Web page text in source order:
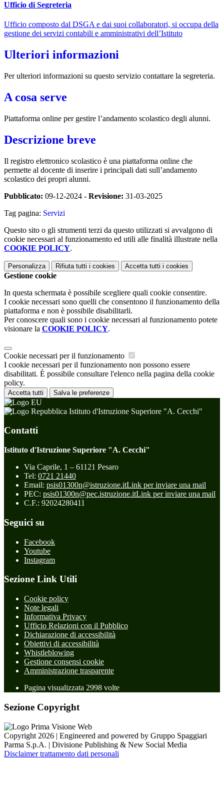
Ufficio di Segreteria
Ufficio composto dal DSGA e dai suoi collaboratori, si occupa della
gestione dei servizi contabili e amministrativi dell’Istituto
Ulteriori informazioni
Per ulteriori informazioni su questo servizio contattare la segreteria.
A cosa serve
Piattaforma online per gestire l’andamento scolastico degli alunni.
Descrizione breve
Il registro elettronico scolastico è una piattaforma online che
permette al docente di inserire i principali dati sull’andamento
scolastico dei propri alunni.
Pubblicato: 09-12-2024 - Revisione: 31-03-2025
Tag pagina: Servizi
Questo sito o gli strumenti terzi da questo utilizzati si avvalgono di
cookie necessari al funzionamento ed utili alle finalità illustrate nella
COOKIE POLICY.
Personalizza Rifiuta tutti i cookies Accetta tutti i cookies
Gestione cookie
In questa schermata è possibile scegliere quali cookie consentire.
I cookie necessari sono quelli che consentono il funzionamento della
piattaforma e non è possibile disabilitarli.
Per conoscere quali sono i cookie necessari al funzionamento potete
visionare la COOKIE POLICY.
Cookie necessari per il funzionamento
I cookie necessari per il funzionamento non possono essere
disabilitati. È possibile consultare l'elenco nella pagina della cookie
policy.
Accetta tutti Salva le preferenze
Istituto d'Istruzione Superiore "A. Cecchi"
Contatti
Istituto d'Istruzione Superiore "A. Cecchi"
Via Caprile, 1 – 61121 Pesaro
Tel: 0721 21440
Email: psis01300n@istruzione.itLink per inviare una mail
PEC: psis01300n@pec.istruzione.itLink per inviare una mail
C.F.: 92024280411
Seguici su
Facebook
Youtube
Instagram
Sezione Link Utili
Cookie policy
Note legali
Informativa Privacy
Ufficio Relazioni con il Pubblico
Dichiarazione di accessibilità
Obiettivi di accessibilità
Whistleblowing
Gestione consensi cookie
Amministrazione trasparente
Pagina visualizzata 2998 volte
Sezione Copyright
Copyright 2026 | Engineered and powered by Gruppo Spaggiari
Parma S.p.A. | Divisione Publishing & New Social Media
Disclaimer trattamento dati personali